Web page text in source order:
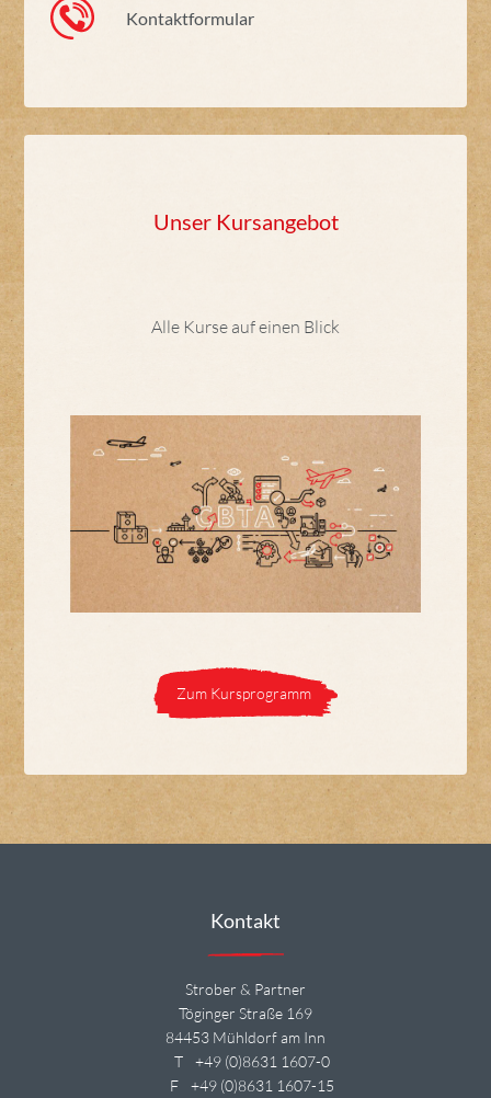
Kontaktformular
Unser Kursangebot
Alle Kurse auf einen Blick
Zum Kursprogramm
Kontakt
Strober & Partner
Töginger Straße 169
84453 Mühldorf am Inn
T
+49 (0)8631 1607-0
F
+49 (0)8631 1607-15